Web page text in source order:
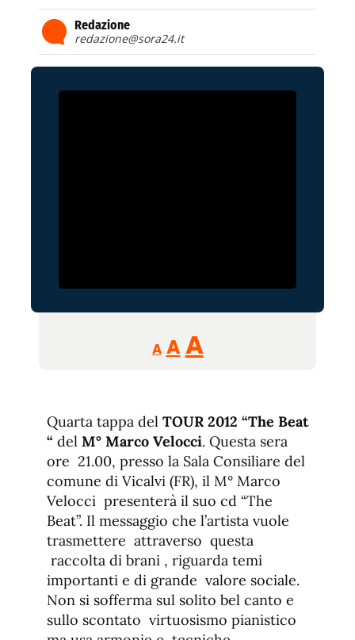
Redazione
redazione@sora24.it
A
Reducir
tamaño
A Restablecer
fuente
AAumentar
de
fuente.
Quarta tappa del TOUR 2012 “The Beat
“ del M° Marco Velocci. Questa sera
ore 21.00, presso la Sala Consiliare del
comune di Vicalvi (FR), il M° Marco
Velocci presenterà il suo cd “The
Beat”. Il messaggio che l’artista vuole
trasmettere attraverso questa
raccolta di brani , riguarda temi
importanti e di grande valore sociale.
Non si sofferma sul solito bel canto e
sullo scontato virtuosismo pianistico